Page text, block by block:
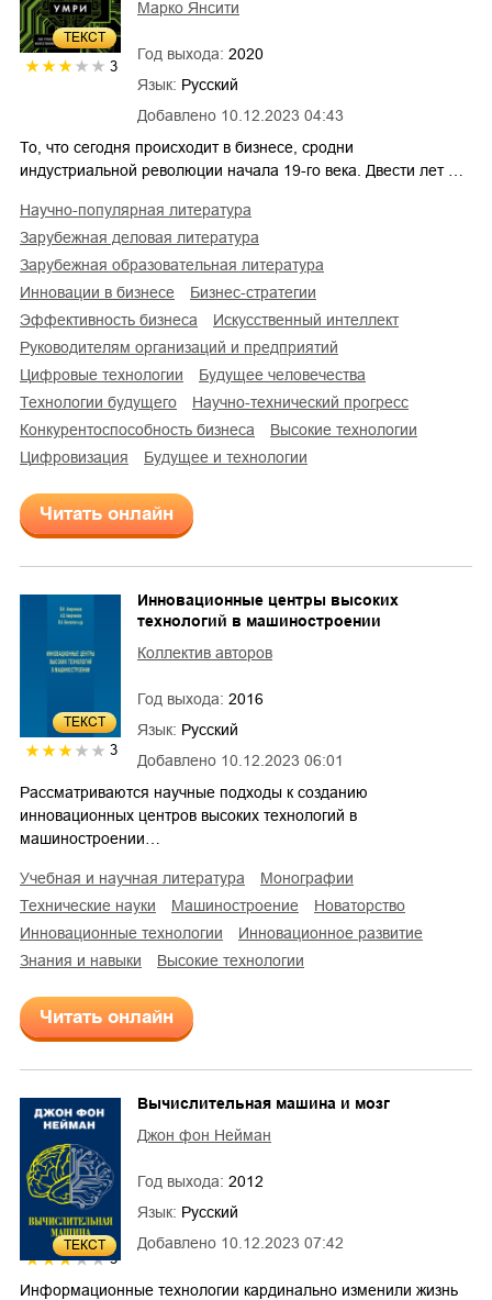
ТЕКСТ
3
Добавлено 10.12.2023 04:43
Марко Янсити
Год выхода: 2020
Язык: Русский
То, что сегодня происходит в бизнесе, сродни
индустриальной революции начала 19-го века. Двести лет …
научно-популярная литература
зарубежная деловая литература
зарубежная образовательная литература
инновации в бизнесе
бизнес-стратегии
эффективность бизнеса
искусственный интеллект
руководителям организаций и предприятий
цифровые технологии
будущее человечества
технологии будущего
научно-технический прогресс
конкурентоспособность бизнеса
высокие технологии
цифровизация
будущее и технологии
Читать онлайн
ТЕКСТ
3
Добавлено 10.12.2023 06:01
Инновационные центры высоких
технологий в машиностроении
Коллектив авторов
Год выхода: 2016
Язык: Русский
Рассматриваются научные подходы к созданию
инновационных центров высоких технологий в
машиностроении…
учебная и научная литература
монографии
технические науки
машиностроение
новаторство
инновационные технологии
инновационное развитие
знания и навыки
высокие технологии
Читать онлайн
ТЕКСТ
3
Добавлено 10.12.2023 07:42
Вычислительная машина и мозг
Джон фон Нейман
Год выхода: 2012
Язык: Русский
Информационные технологии кардинально изменили жизнь